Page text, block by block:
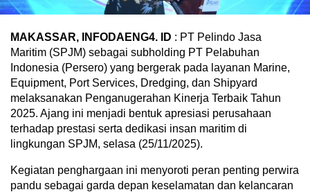
MAKASSAR, INFODAENG4. ID : PT Pelindo Jasa
Maritim (SPJM) sebagai subholding PT Pelabuhan
Indonesia (Persero) yang bergerak pada layanan Marine,
Equipment, Port Services, Dredging, dan Shipyard
melaksanakan Penganugerahan Kinerja Terbaik Tahun
2025. Ajang ini menjadi bentuk apresiasi perusahaan
terhadap prestasi serta dedikasi insan maritim di
lingkungan SPJM, selasa (25/11/2025).
Kegiatan penghargaan ini menyoroti peran penting perwira
pandu sebagai garda depan keselamatan dan kelancaran